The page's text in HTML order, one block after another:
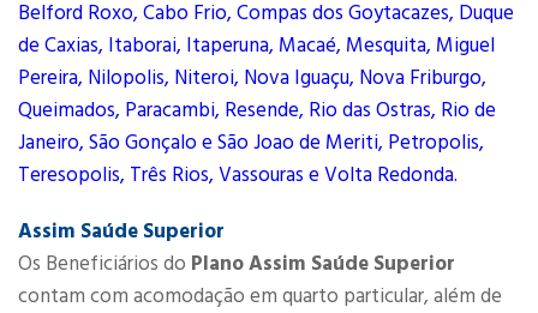
Belford Roxo, Cabo Frio, Compas dos Goytacazes, Duque
de Caxias, Itaborai, Itaperuna, Macaé, Mesquita, Miguel
Pereira, Nilopolis, Niteroi, Nova Iguaçu, Nova Friburgo,
Queimados, Paracambi, Resende, Rio das Ostras, Rio de
Janeiro, São Gonçalo e São Joao de Meriti, Petropolis,
Teresopolis, Três Rios, Vassouras e Volta Redonda.
Assim Saúde Superior
Os Beneficiários do Plano Assim Saúde Superior
contam com acomodação em quarto particular, além de